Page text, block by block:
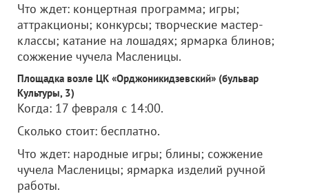
Что ждет: концертная программа; игры;
аттракционы; конкурсы; творческие мастер-
классы; катание на лошадях; ярмарка блинов;
сожжение чучела Масленицы.
Площадка возле ЦК «Орджоникидзевский» (бульвар
Культуры, 3)
Когда: 17 февраля с 14:00.
Сколько стоит: бесплатно.
Что ждет: народные игры; блины; сожжение
чучела Масленицы; ярмарка изделий ручной
работы.